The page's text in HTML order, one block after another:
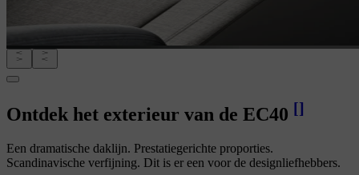
Ontdek het exterieur van de EC40 []
Een dramatische daklijn. Prestatiegerichte proporties.
Scandinavische verfijning. Dit is er een voor de designliefhebbers.